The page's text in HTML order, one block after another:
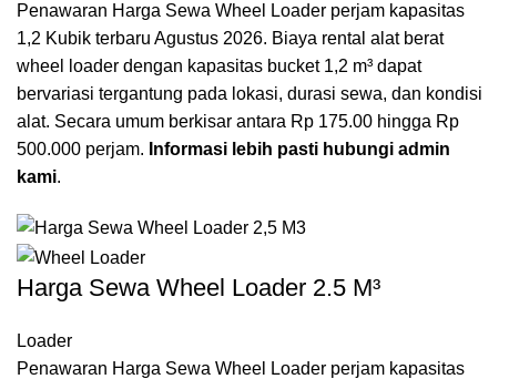
Penawaran Harga Sewa Wheel Loader perjam kapasitas
1,2 Kubik terbaru Agustus 2026. Biaya rental alat berat
wheel loader dengan kapasitas bucket 1,2 m³ dapat
bervariasi tergantung pada lokasi, durasi sewa, dan kondisi
alat. Secara umum berkisar antara Rp 175.00 hingga Rp
500.000 perjam. Informasi lebih pasti hubungi admin
kami.
Harga Sewa Wheel Loader 2.5 M³
Loader
Penawaran Harga Sewa Wheel Loader perjam kapasitas